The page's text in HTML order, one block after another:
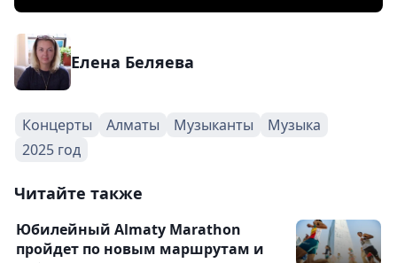
Елена Беляева
Концерты Алматы Музыканты
Музыка
2025 год
Читайте также
Юбилейный Almaty Marathon
пройдет по новым маршрутам и